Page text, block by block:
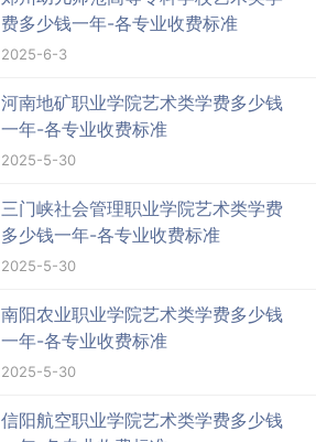
费多少钱一年-各专业收费标准
2025-6-3
河南地矿职业学院艺术类学费多少钱
一年-各专业收费标准
2025-5-30
三门峡社会管理职业学院艺术类学费
多少钱一年-各专业收费标准
2025-5-30
南阳农业职业学院艺术类学费多少钱
一年-各专业收费标准
2025-5-30
信阳航空职业学院艺术类学费多少钱